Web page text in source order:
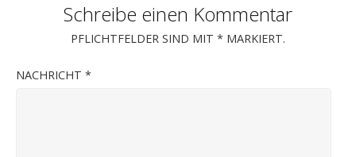
Schreibe einen Kommentar
PFLICHTFELDER SIND MIT * MARKIERT.
NACHRICHT *